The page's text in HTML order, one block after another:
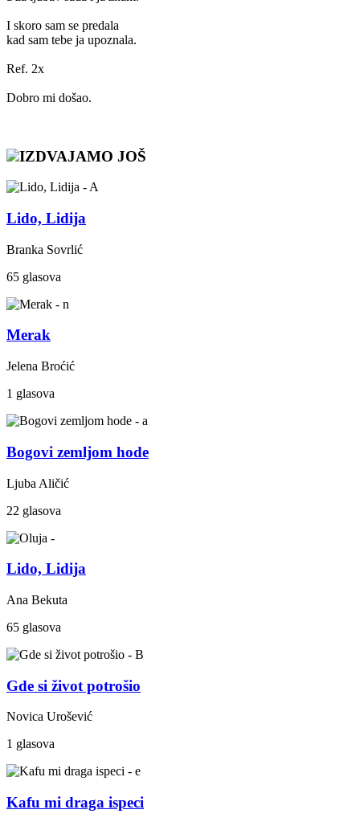
I skoro sam se predala
kad sam tebe ja upoznala.
Ref. 2x
Dobro mi došao.
IZDVAJAMO JOŠ
Lido, Lidija
Branka Sovrlić
65 glasova
Merak
Jelena Broćić
1 glasova
Bogovi zemljom hode
Ljuba Aličić
22 glasova
Lido, Lidija
Ana Bekuta
65 glasova
Gde si život potrošio
Novica Urošević
1 glasova
Kafu mi draga ispeci